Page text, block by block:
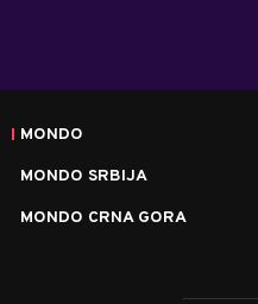
MONDO
MONDO SRBIJA
MONDO CRNA GORA